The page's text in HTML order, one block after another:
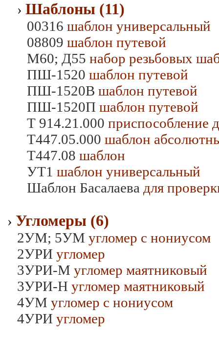
› Шаблоны (11)
00316 шаблон универсальный
08809 шаблон путевой
М60; Д55 набор резьбовых
ПШ-1520 шаблон путевой
ПШ-1520В шаблон путевой
ПШ-1520П шаблон путевой
Т 914.21.000 приспособление
Т447.05.000 шаблон
Т447.08 шаблон
УТ1 шаблон универсальный
Шаблон Басалаева для
› Угломеры (6)
2УМ; 5УМ угломер с нониусом
2УРИ угломер
3УРИ-М угломер маятниковый
3УРИ-Н угломер маятниковый
4УМ угломер с нониусом
4УРИ угломер